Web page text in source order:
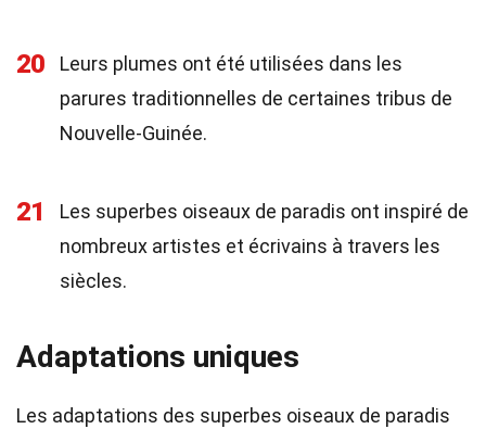
20
Leurs plumes ont été utilisées dans les
parures traditionnelles de certaines tribus de
Nouvelle-Guinée.
21
Les superbes oiseaux de paradis ont inspiré de
nombreux artistes et écrivains à travers les
siècles.
Adaptations uniques
Les adaptations des superbes oiseaux de paradis